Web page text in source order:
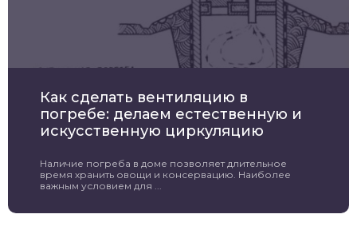
Как сделать вентиляцию в
погребе: делаем естественную и
искусственную циркуляцию
Наличие погреба в доме позволяет длительное
время хранить овощи и консервацию. Наиболее
важным условием для ...